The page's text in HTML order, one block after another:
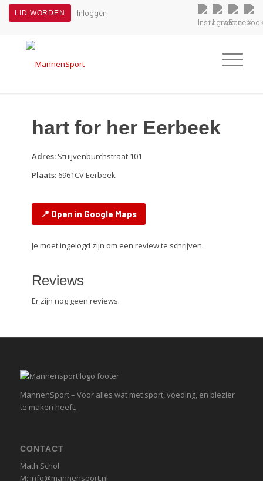
LID WORDEN Inloggen
hart for her Eerbeek
Adres:Stuijvenburchstraat 101
Plaats:6961CV Eerbeek
📍 Open in Google Maps
Je moet ingelogd zijn om een review te schrijven.
Reviews
Er zijn nog geen reviews.
MannenSport – Voor alles wat met sport, voeding, en plezier
te maken heeft.
CONTACT
Math Schol
M: info@mannensport.nl